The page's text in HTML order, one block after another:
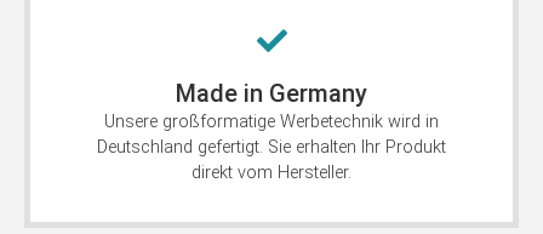
Made in Germany
Unsere großformatige Werbetechnik wird in
Deutschland gefertigt. Sie erhalten Ihr Produkt
direkt vom Hersteller.